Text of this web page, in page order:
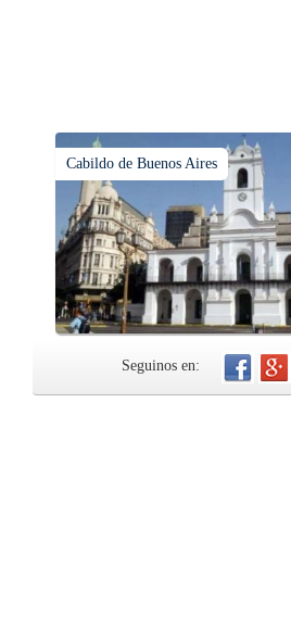
Cabildo de Buenos Aires
Seguinos en: